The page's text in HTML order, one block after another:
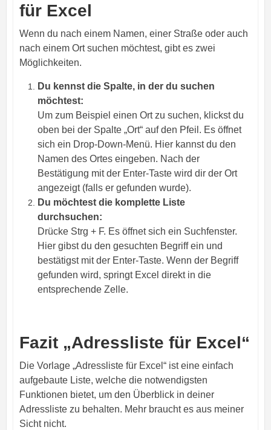
für Excel
Wenn du nach einem Namen, einer Straße oder auch
nach einem Ort suchen möchtest, gibt es zwei
Möglichkeiten.
Du kennst die Spalte, in der du suchen
möchtest:
Um zum Beispiel einen Ort zu suchen, klickst du
oben bei der Spalte „Ort“ auf den Pfeil. Es öffnet
sich ein Drop-Down-Menü. Hier kannst du den
Namen des Ortes eingeben. Nach der
Bestätigung mit der Enter-Taste wird dir der Ort
angezeigt (falls er gefunden wurde).
Du möchtest die komplette Liste
durchsuchen:
Drücke Strg + F. Es öffnet sich ein Suchfenster.
Hier gibst du den gesuchten Begriff ein und
bestätigst mit der Enter-Taste. Wenn der Begriff
gefunden wird, springt Excel direkt in die
entsprechende Zelle.
Fazit „Adressliste für Excel“
Die Vorlage „Adressliste für Excel“ ist eine einfach
aufgebaute Liste, welche die notwendigsten
Funktionen bietet, um den Überblick in deiner
Adressliste zu behalten. Mehr braucht es aus meiner
Sicht nicht.